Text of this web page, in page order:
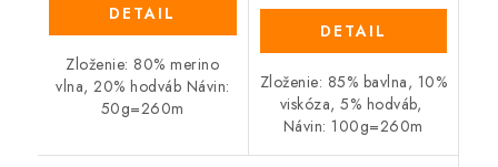
DETAIL
Zloženie: 80% merino
vlna, 20% hodváb Návin:
50g=260m
DETAIL
Zloženie: 85% bavlna, 10%
viskóza, 5% hodváb,
Návin: 100g=260m